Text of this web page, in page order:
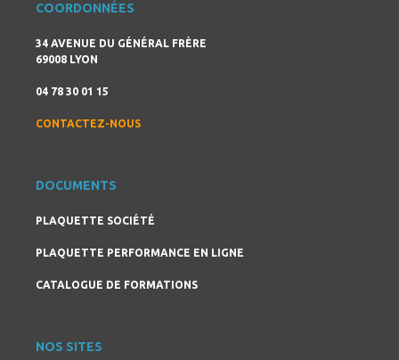
COORDONNÉES
34 AVENUE DU GÉNÉRAL FRÈRE
69008 LYON
04 78 30 01 15
CONTACTEZ-NOUS
DOCUMENTS
PLAQUETTE SOCIÉTÉ
PLAQUETTE PERFORMANCE EN LIGNE
CATALOGUE DE FORMATIONS
NOS SITES